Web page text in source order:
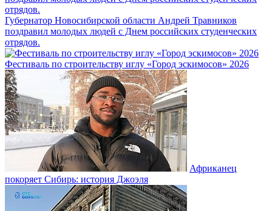
Губернатор Новосибирской области Андрей Травников
поздравил молодых людей с Днем российских студенческих
отрядов.
Фестиваль по строительству иглу «Город эскимосов» 2026
Африканец
покоряет Сибирь: история Джоэля